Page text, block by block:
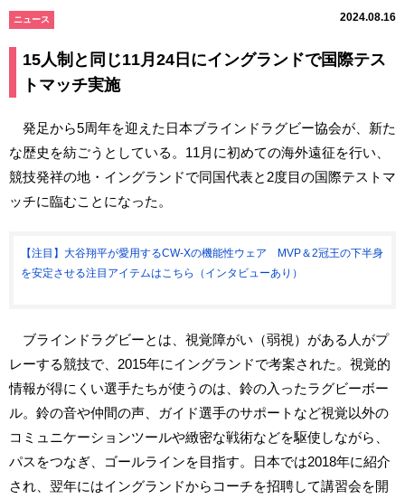
ニュース 2024.08.16
15人制と同じ11月24日にイングランドで国際テス
トマッチ実施
発足から5周年を迎えた日本ブラインドラグビー協会が、新た
な歴史を紡ごうとしている。11月に初めての海外遠征を行い、
競技発祥の地・イングランドで同国代表と2度目の国際テストマ
ッチに臨むことになった。
【注目】大谷翔平が愛用するCW-Xの機能性ウェア MVP＆2冠王の下半身
を安定させる注目アイテムはこちら（インタビューあり）
ブラインドラグビーとは、視覚障がい（弱視）がある人がプ
レーする競技で、2015年にイングランドで考案された。視覚的
情報が得にくい選手たちが使うのは、鈴の入ったラグビーボー
ル。鈴の音や仲間の声、ガイド選手のサポートなど視覚以外の
コミュニケーションツールや緻密な戦術などを駆使しながら、
パスをつなぎ、ゴールラインを目指す。日本では2018年に紹介
され、翌年にはイングランドからコーチを招聘して講習会を開